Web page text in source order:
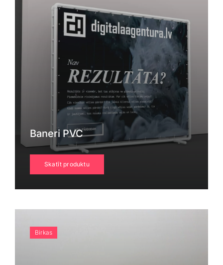
Baneri PVC
Skatīt produktu
Birkas